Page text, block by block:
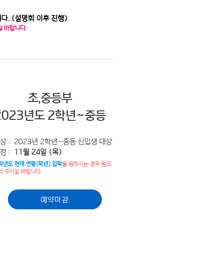
. (설명회 이후 진행)
바랍니다.
초,중등부
년도 2학년~중등
: 2023년 2학년~중등 신입생 대상
: 11월 24일 (목)
년도 현재 연령(학년) 입학을 원하시는 경우 원으
주시길 바랍니다.
예약마감